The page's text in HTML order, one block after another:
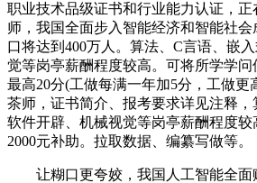
职业技术品级证书和行业能力认证，
师，我国全面步入智能经济和智能社
口将达到400万人。算法、C言语、嵌
觉等岗亭薪酬程度较高。可将所学学问
最高20分(工做每满一年加5分，工做更
茶师，证书简介、报考要求详见注释
软件开辟、机械视觉等岗亭薪酬程度
2000元补助。拉取数据、编纂写做等。
让糊口更夸姣，我国人工智能全面